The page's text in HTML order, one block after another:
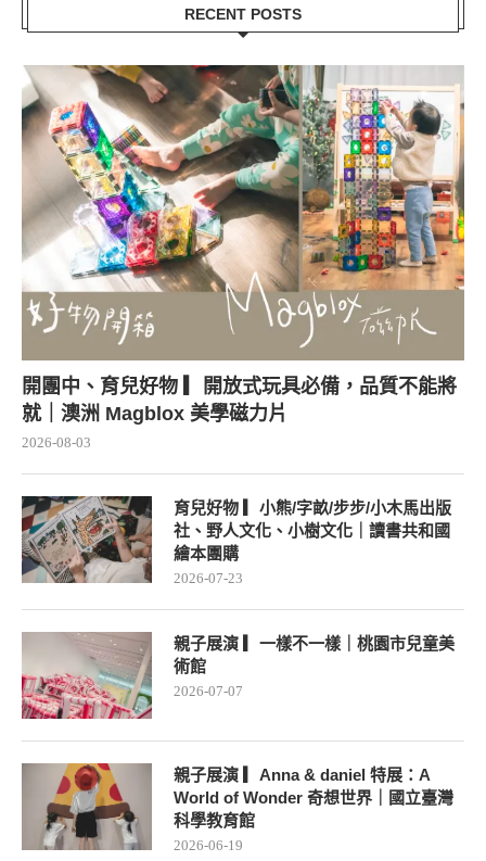
RECENT POSTS
開團中、育兒好物 ▎開放式玩具必備，品質不能將
就｜澳洲 Magblox 美學磁力片
2026-08-03
育兒好物 ▎小熊/字畝/步步/小木馬出版
社、野人文化、小樹文化｜讀書共和國
繪本團購
2026-07-23
親子展演 ▎一樣不一樣｜桃園市兒童美
術館
2026-07-07
親子展演 ▎Anna & daniel 特展：A
World of Wonder 奇想世界｜國立臺灣
科學教育館
2026-06-19